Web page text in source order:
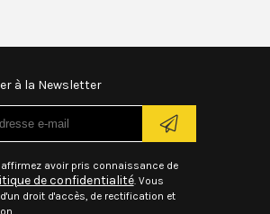
à la Newsletter
avoir pris connaissance de
de confidentialité. Vous
droit d'accès, de rectification et